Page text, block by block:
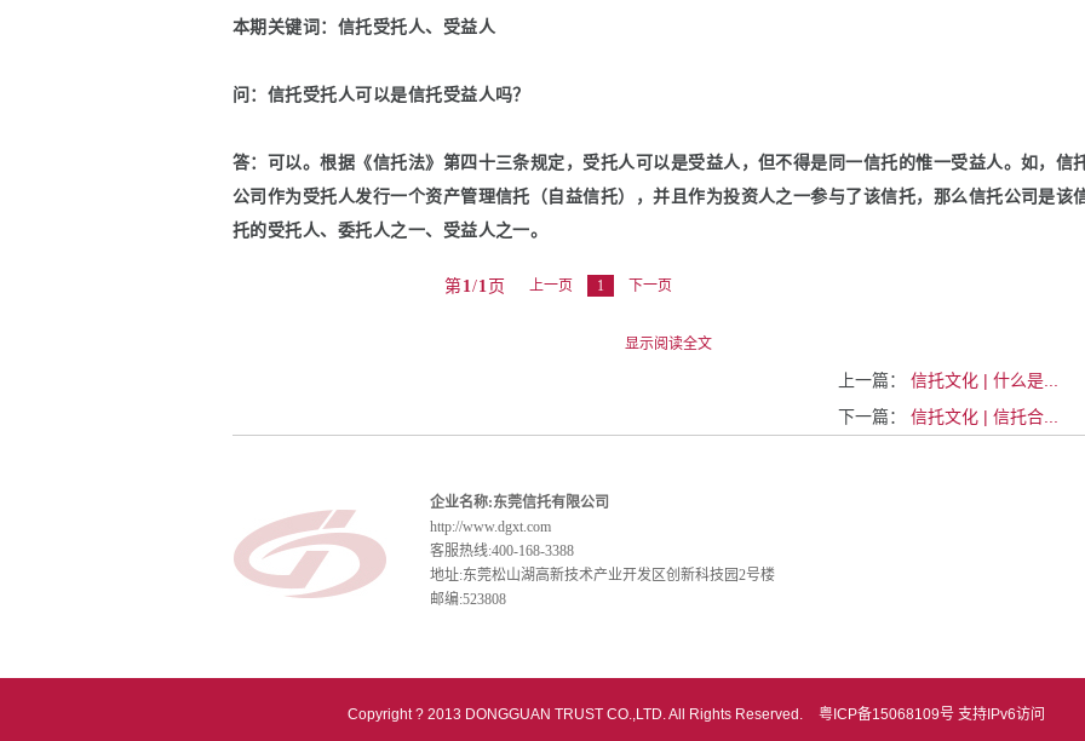
本期关键词：信托受托人、受益人
问：信托受托人可以是信托受益人吗？
答：可以。根据《信托法》第四十三条规定，受托人可以是受益人，但不得是同一信托的惟一受益人。如，信
公司作为受托人发行一个资产管理信托（自益信托），并且作为投资人之一参与了该信托，那么信托公司是该
托的受托人、委托人之一、受益人之一。
第 1/1 页 上一页 1 下一页
上一篇： 信托文化 | 什么是...
下一篇： 信托文化 | 信托合...
企业名称:东莞信托有限公司
http://www.dgxt.com
客服热线:400-168-3388
地址:东莞松山湖高新技术产业开发区创新科技园2号楼
邮编:523808
Copyright ? 2013 DONGGUAN TRUST CO.,LTD. All Rights Reserved. 粤ICP备15068109号支持IPv6访问